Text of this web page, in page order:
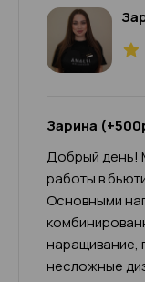
Зарина
Добрый день!
работы в
Основными
наращивание,
несложные